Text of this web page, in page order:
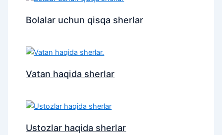
Bolalar uchun qisqa sherlar
Vatan haqida sherlar
Ustozlar haqida sherlar